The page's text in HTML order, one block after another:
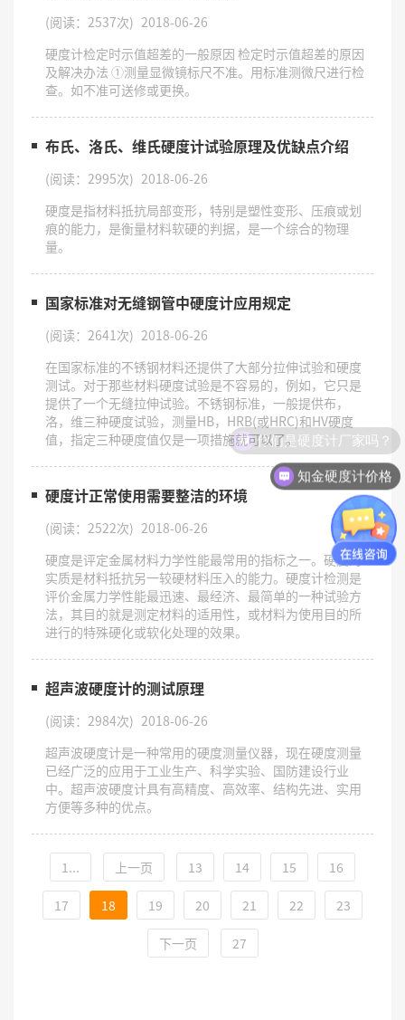
(阅读：2537次) 2018-06-26
硬度计检定时示值超差的一般原因 检定时示值超差的原因
及解决办法 ①测量显微镜标尺不准。用标准测微尺进行检
查。如不准可送修或更换。
布氏、洛氏、维氏硬度计试验原理及优缺点介绍
(阅读：2995次) 2018-06-26
硬度是指材料抵抗局部变形，特别是塑性变形、压痕或划
痕的能力，是衡量材料软硬的判据，是一个综合的物理
量。
国家标准对无缝钢管中硬度计应用规定
(阅读：2641次) 2018-06-26
在国家标准的不锈钢材料还提供了大部分拉伸试验和硬度
测试。对于那些材料硬度试验是不容易的，例如，它只是
提供了一个无缝拉伸试验。不锈钢标准，一般提供布，
洛，维三种硬度试验，测量HB，HRB(或HRC)和HV硬度
值，指定三种硬度值仅是一项措施就可以了。
硬度计正常使用需要整洁的环境
(阅读：2522次) 2018-06-26
硬度是评定金属材料力学性能最常用的指标之一。硬度的
实质是材料抵抗另一较硬材料压入的能力。硬度计检测是
评价金属力学性能最迅速、最经济、最简单的一种试验方
法，其目的就是测定材料的适用性，或材料为使用目的所
进行的特殊硬化或软化处理的效果。
超声波硬度计的测试原理
(阅读：2984次) 2018-06-26
超声波硬度计是一种常用的硬度测量仪器，现在硬度测量
已经广泛的应用于工业生产、科学实验、国防建设行业
中。超声波硬度计具有高精度、高效率、结构先进、实用
方便等多种的优点。
1... 上一页 13 14 15 16
17 18 19 20 21 22 23
下一页 27
你们是硬度计厂家吗？
知金硬度计价格